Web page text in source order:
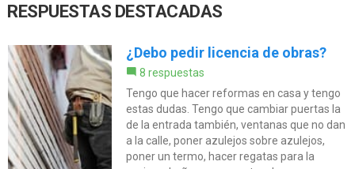
RESPUESTAS DESTACADAS
¿Debo pedir licencia de obras?
8 respuestas
Tengo que hacer reformas en casa y tengo
estas dudas. Tengo que cambiar puertas la
de la entrada también, ventanas que no dan
a la calle, poner azulejos sobre azulejos,
poner un termo, hacer regatas para la